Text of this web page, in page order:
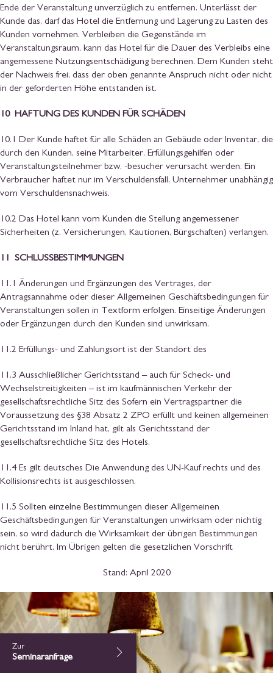
Ende der Veranstaltung unverzüglich zu entfernen. Unterlässt der
Kunde das, darf das Hotel die Entfernung und Lagerung zu Lasten des
Kunden vornehmen. Verbleiben die Gegenstände im
Veranstaltungsraum, kann das Hotel für die Dauer des Verbleibs eine
angemessene Nutzungsentschädigung berechnen. Dem Kunden steht
der Nachweis frei, dass der oben genannte Anspruch nicht oder nicht
in der geforderten Höhe entstanden ist.
10 HAFTUNG DES KUNDEN FÜR SCHÄDEN
10.1 Der Kunde haftet für alle Schäden an Gebäude oder Inventar, die
durch den Kunden, seine Mitarbeiter, Erfüllungsgehilfen oder
Veranstaltungsteilnehmer bzw. -besucher verursacht werden. Ein
Verbraucher haftet nur im Verschuldensfall, Unternehmer unabhängig
vom Verschuldensnachweis.
10.2 Das Hotel kann vom Kunden die Stellung angemessener
Sicherheiten (z. Versicherungen, Kautionen, Bürgschaften) verlangen.
11 SCHLUSSBESTIMMUNGEN
11.1 Änderungen und Ergänzungen des Vertrages, der
Antragsannahme oder dieser Allgemeinen Geschäftsbedingungen für
Veranstaltungen sollen in Textform erfolgen. Einseitige Änderungen
oder Ergänzungen durch den Kunden sind unwirksam.
11.2 Erfüllungs- und Zahlungsort ist der Standort des
11.3 Ausschließlicher Gerichtsstand – auch für Scheck- und
Wechselstreitigkeiten – ist im kaufmännischen Verkehr der
gesellschaftsrechtliche Sitz des Sofern ein Vertragspartner die
Voraussetzung des §38 Absatz 2 ZPO erfüllt und keinen allgemeinen
Gerichtsstand im Inland hat, gilt als Gerichtsstand der
gesellschaftsrechtliche Sitz des Hotels.
11.4 Es gilt deutsches Die Anwendung des UN-Kauf rechts und des
Kollisionsrechts ist ausgeschlossen.
11.5 Sollten einzelne Bestimmungen dieser Allgemeinen
Geschäftsbedingungen für Veranstaltungen unwirksam oder nichtig
sein, so wird dadurch die Wirksamkeit der übrigen Bestimmungen
nicht berührt. Im Übrigen gelten die gesetzlichen Vorschrift
Stand: April 2020
Zur
Seminaranfrage